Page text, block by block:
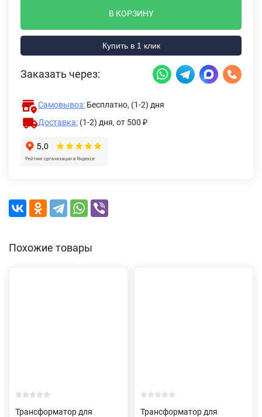
В КОРЗИНУ
Купить в 1 клик
Заказать через:
Самовывоз: Бесплатно, (1-2) дня
Доставка: (1-2) дня, от 500 ₽
Похожие товары
Трансформатор для
Трансформатор для